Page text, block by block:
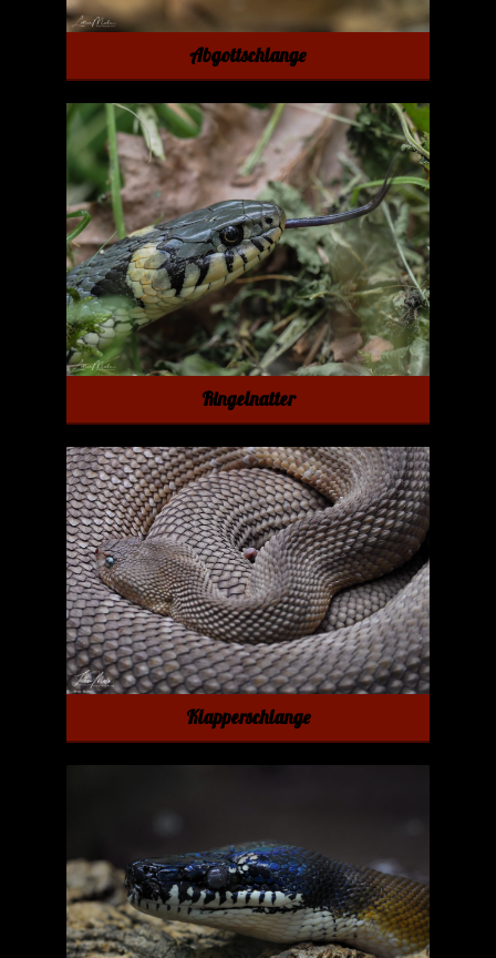
Abgottschlange
Ringelnatter
Klapperschlange